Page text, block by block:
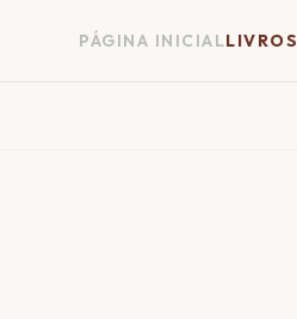
PÁGINA INICIALLIVROS